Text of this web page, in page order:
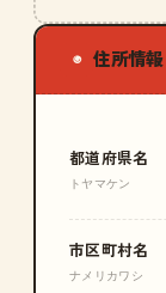
◉ 住所情報
都道府県名
トヤマケン
市区町村名
ナメリカワシ